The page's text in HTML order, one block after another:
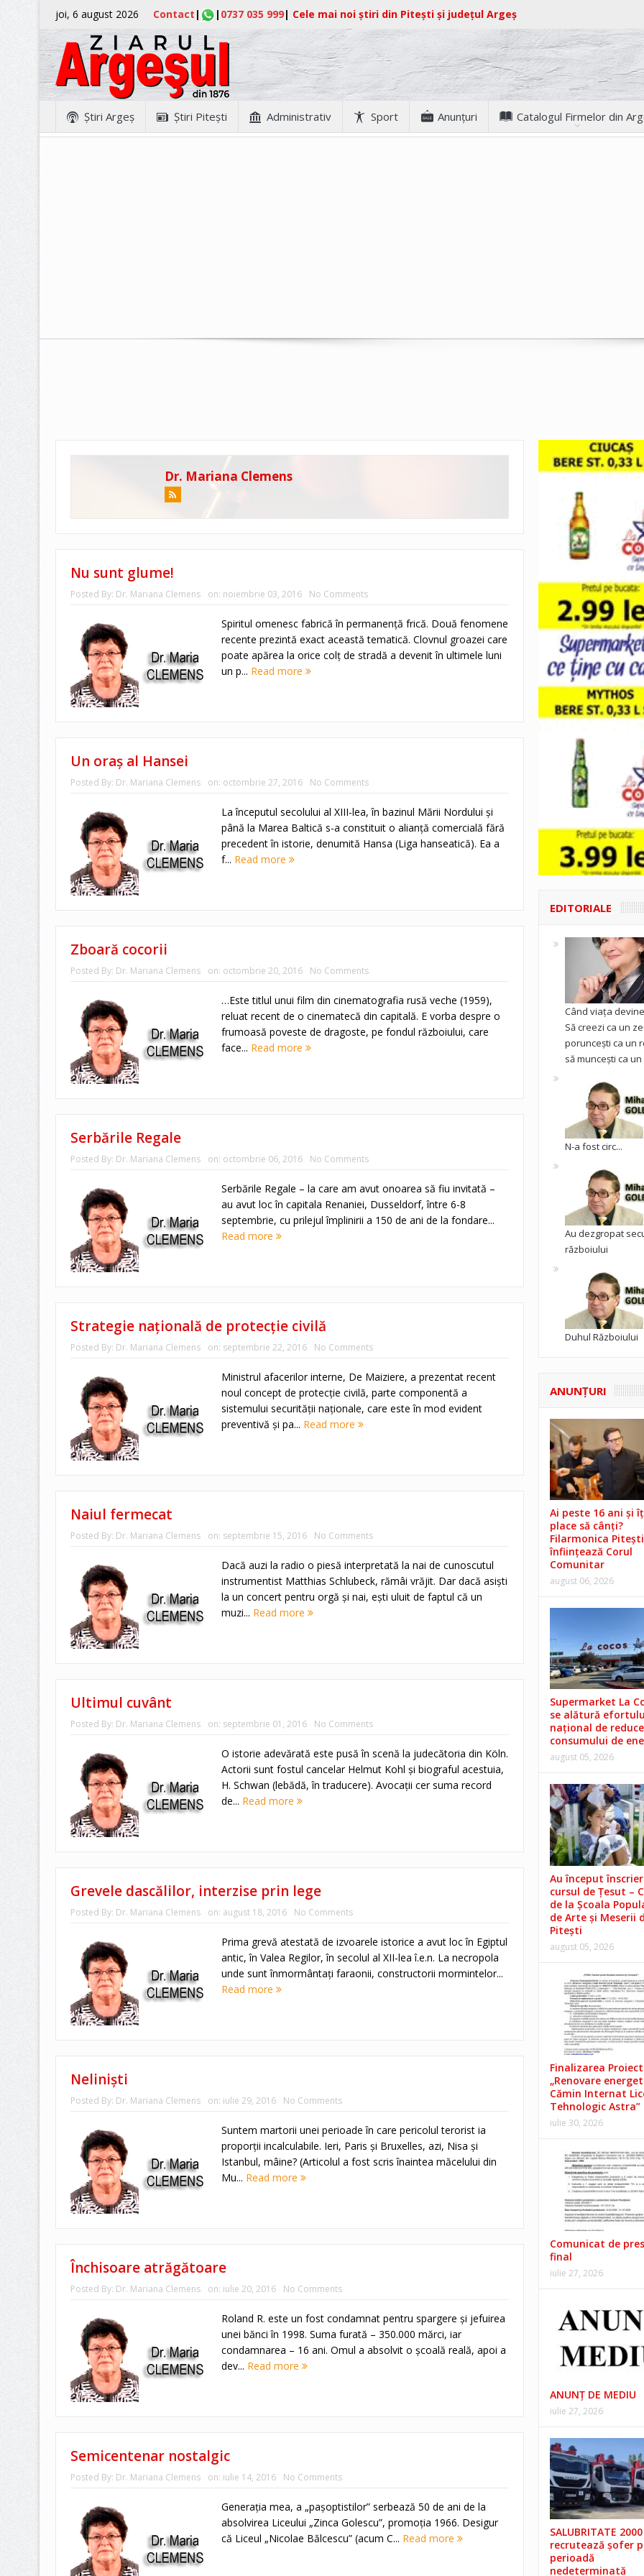
joi, 6 august 2026 Contact | | 0737 035 999| Cele mai noi știri din Pitești și județul Argeș
Ştiri Argeş Ştiri Piteşti Administrativ Sport Anunţuri Catalogul Firmelor din
Dr. Mariana Clemens
Nu sunt glume!
Posted By: Dr. Mariana Clemens on: noiembrie 03, 2016 No Comments
Spiritul omenesc fabrică în permanenţă frică. Două fenomene
recente prezintă exact această tematică. Clovnul groazei care
poate apărea la orice colţ de stradă a devenit în ultimele luni
un p... Read more
Un oraş al Hansei
Posted By: Dr. Mariana Clemens on: octombrie 27, 2016 No Comments
La începutul secolului al XIII-lea, în bazinul Mării Nordului şi
până la Marea Baltică s-a constituit o alianţă comercială fără
precedent în istorie, denumită Hansa (Liga hanseatică). Ea a
f... Read more
Zboară cocorii
Posted By: Dr. Mariana Clemens on: octombrie 20, 2016 No Comments
…Este titlul unui film din cinematografia rusă veche (1959),
reluat recent de o cinematecă din capitală. E vorba despre o
frumoasă poveste de dragoste, pe fondul războiului, care
face... Read more
Serbările Regale
Posted By: Dr. Mariana Clemens on: octombrie 06, 2016 No Comments
Serbările Regale – la care am avut onoarea să fiu invitată –
au avut loc în capitala Renaniei, Dusseldorf, între 6-8
septembrie, cu prilejul împlinirii a 150 de ani de la fondare...
Read more
Strategie naţională de protecţie civilă
Posted By: Dr. Mariana Clemens on: septembrie 22, 2016 No Comments
Ministrul afacerilor interne, De Maiziere, a prezentat recent
noul concept de protecţie civilă, parte componentă a
sistemului securităţii naţionale, care este în mod evident
preventivă şi pa... Read more
Naiul fermecat
Posted By: Dr. Mariana Clemens on: septembrie 15, 2016 No Comments
Dacă auzi la radio o piesă interpretată la nai de cunoscutul
instrumentist Matthias Schlubeck, rămâi vrăjit. Dar dacă asişti
la un concert pentru orgă şi nai, eşti uluit de faptul că un
muzi... Read more
Ultimul cuvânt
Posted By: Dr. Mariana Clemens on: septembrie 01, 2016 No Comments
O istorie adevărată este pusă în scenă la judecătoria din Köln.
Actorii sunt fostul cancelar Helmut Kohl şi biograful acestuia,
H. Schwan (lebădă, în traducere). Avocaţii cer suma record
de... Read more
Grevele dascălilor, interzise prin lege
Posted By: Dr. Mariana Clemens on: august 18, 2016 No Comments
Prima grevă atestată de izvoarele istorice a avut loc în Egiptul
antic, în Valea Regilor, în secolul al XII-lea î.e.n. La necropola
unde sunt înmormântaţi faraonii, constructorii mormintelor...
Read more
Nelinişti
Posted By: Dr. Mariana Clemens on: iulie 29, 2016 No Comments
Suntem martorii unei perioade în care pericolul terorist ia
proporţii incalculabile. Ieri, Paris şi Bruxelles, azi, Nisa şi
Istanbul, mâine? (Articolul a fost scris înaintea măcelului din
Mu... Read more
Închisoare atrăgătoare
Posted By: Dr. Mariana Clemens on: iulie 20, 2016 No Comments
Roland R. este un fost condamnat pentru spargere şi jefuirea
unei bănci în 1998. Suma furată – 350.000 mărci, iar
condamnarea – 16 ani. Omul a absolvit o şcoală reală, apoi a
dev... Read more
Semicentenar nostalgic
Posted By: Dr. Mariana Clemens on: iulie 14, 2016 No Comments
Generaţia mea, a „paşoptistilor” serbează 50 de ani de la
absolvirea Liceului „Zinca Golescu”, promoţia 1966. Desigur
că Liceul „Nicolae Bălcescu” (acum C... Read more
EDITORIALE
Când viața
Să creezi ca un
poruncești ca un
să muncești ca un
N-a fost circ...
Au dezgropat
războiului
Duhul Războiului
ANUNŢURI
Ai peste 16 ani și
place să cânți?
Filarmonica Pitești
înființează Corul
Comunitar
august 06, 2026
Supermarket La
se alătură
național de
consumului de
august 05, 2026
Au început
cursul de Țesut –
de la Școala
de Arte și Meserii
Pitești
august 05, 2026
Finalizarea
„Renovare
Cămin Internat
Tehnologic Astra”
iulie 30, 2026
Comunicat de
final
iulie 27, 2026
ANUNŢ DE MEDIU
iulie 27, 2026
SALUBRITATE
recrutează șofer
perioadă
nedeterminată